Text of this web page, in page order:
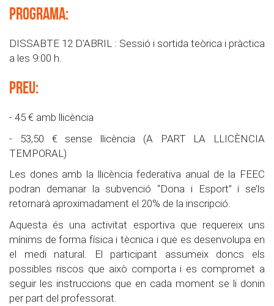
pROGRAMA:
DISSABTE 12 D'ABRIL : Sessió i sortida teòrica i pràctica
a les 9:00 h.
PREU:
- 45 € amb llicència
- 53,50 € sense llicència (A PART LA LLICÈNCIA
TEMPORAL)
Les dones amb la llicència federativa anual de la FEEC
podran demanar la subvenció “Dona i Esport” i se’ls
retornarà aproximadament el 20% de la inscripció.
Aquesta és una activitat esportiva que requereix uns
mínims de forma física i tècnica i que es desenvolupa en
el medi natural. El participant assumeix doncs els
possibles riscos que això comporta i es compromet a
seguir les instruccions que en cada moment se li donin
per part del professorat.